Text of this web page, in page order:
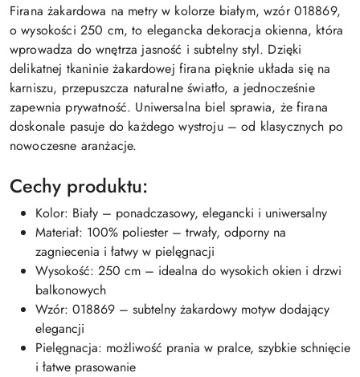
Firana żakardowa na metry w kolorze białym, wzór 018869,
o wysokości 250 cm, to elegancka dekoracja okienna, która
wprowadza do wnętrza jasność i subtelny styl. Dzięki
delikatnej tkaninie żakardowej firana pięknie układa się na
karniszu, przepuszcza naturalne światło, a jednocześnie
zapewnia prywatność. Uniwersalna biel sprawia, że firana
doskonale pasuje do każdego wystroju – od klasycznych po
nowoczesne aranżacje.
Cechy produktu:
Kolor: Biały – ponadczasowy, elegancki i uniwersalny
Materiał: 100% poliester – trwały, odporny na
zagniecenia i łatwy w pielęgnacji
Wysokość: 250 cm – idealna do wysokich okien i drzwi
balkonowych
Wzór: 018869 – subtelny żakardowy motyw dodający
elegancji
Pielęgnacja: możliwość prania w pralce, szybkie schnięcie
i łatwe prasowanie